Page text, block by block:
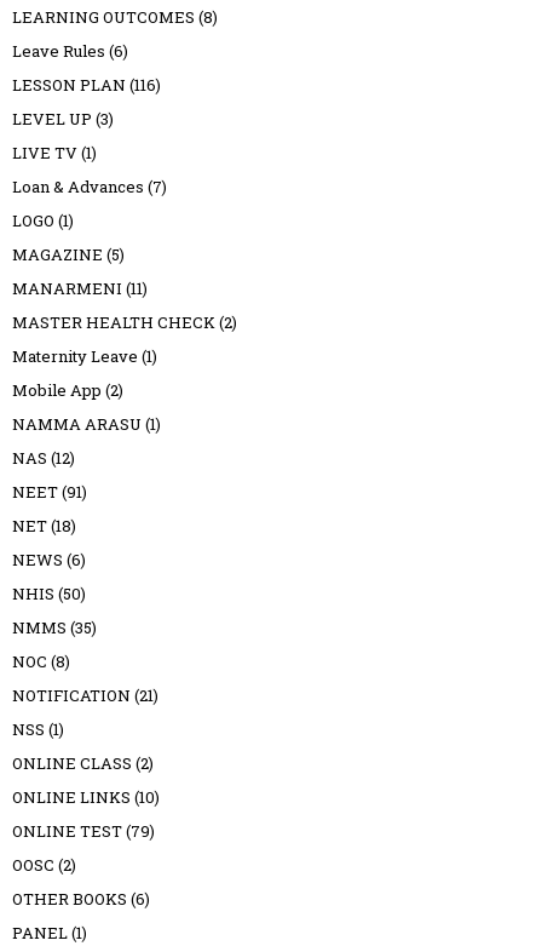
LEARNING OUTCOMES (8)
Leave Rules (6)
LESSON PLAN (116)
LEVEL UP (3)
LIVE TV(1)
Loan & Advances (7)
LOGO (1)
MAGAZINE (5)
MANARMENI (11)
MASTER HEALTH CHECK(2)
Maternity Leave (1)
Mobile App (2)
NAMMA ARASU (1)
NAS (12)
NEET(91)
NET(18)
NEWS (6)
NHIS (50)
NMMS (35)
NOC (8)
NOTIFICATION (21)
NSS (1)
ONLINE CLASS (2)
ONLINE LINKS (10)
ONLINE TEST(79)
OOSC (2)
OTHER BOOKS (6)
PANEL(1)